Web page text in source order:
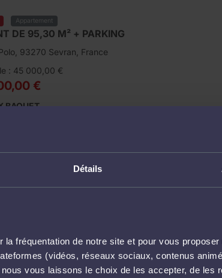
Détails
fréquentation de notre site et pour vous
(vidéos, réseaux sociaux, contenus
vous laissons le choix de les accepter, de les
Appartement
DE 95,30 M² + PARKING
93270 Sevran, France
: 45 000,00 €
€
BAQUET
4 pièces + garage
€
ASSOCIES